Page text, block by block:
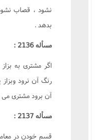
نشود ، قصاب
بدهد .
مسأله 2136 :
اگر مشترى به
رنگ آن نرود
آن برود مشترى مى
مسأله 2137 :
قسم خودن در